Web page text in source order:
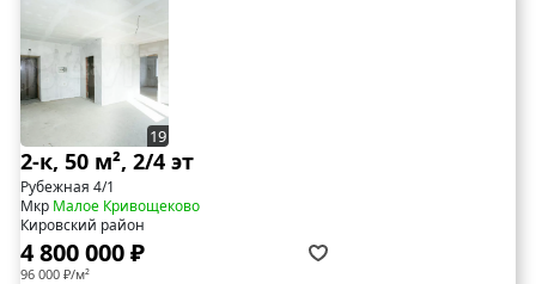
19
2-к, 50 м², 2/4 эт
Рубежная 4/1
Мкр Малое Кривощеково
Кировский район
4 800 000 ₽
96 000 ₽/м²